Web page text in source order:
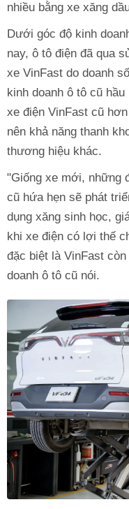
nhiều bằng xe xăng
Dưới góc độ kinh
nay, ô tô điện đã qua
xe VinFast do doanh
kinh doanh ô tô cũ
xe điện VinFast cũ
nên khả năng thanh
thương hiệu khác.
"Giống xe mới, những
cũ hứa hẹn sẽ phát
dụng xăng sinh học,
khi xe điện có lợi thế
đặc biệt là VinFast
doanh ô tô cũ nói.